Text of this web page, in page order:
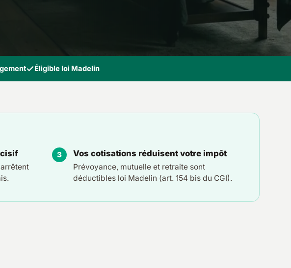
Éligible loi Madelin
Vos cotisations réduisent votre impôt
Prévoyance, mutuelle et retraite sont
déductibles loi Madelin (art. 154 bis du CGI).